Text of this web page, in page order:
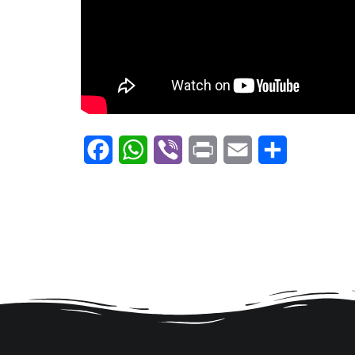
FacebookWhatsApp
Viber Print Email